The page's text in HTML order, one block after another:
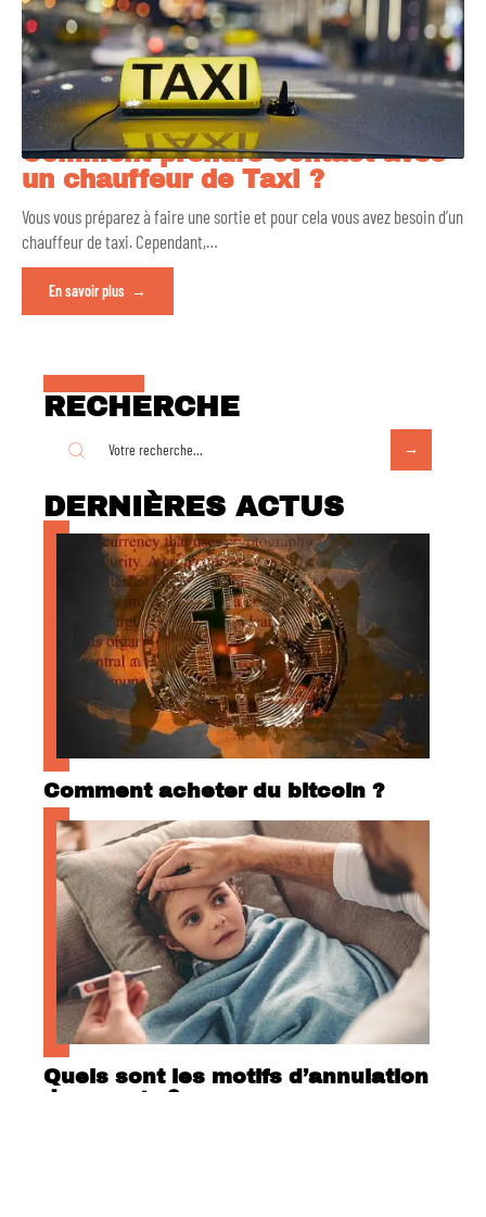
Comment prendre contact avec
un chauffeur de Taxi ?
Vous vous préparez à faire une sortie et pour cela vous avez besoin d’un
chauffeur de taxi. Cependant,…
En savoir plus
RECHERCHE
DERNIÈRES ACTUS
Comment acheter du bitcoin ?
Quels sont les motifs d’annulation
de voyage ?